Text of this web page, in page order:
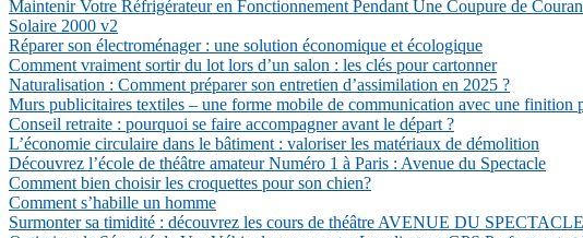
Maintenir Votre Réfrigérateur en Fonctionnement Pendant Une Coupure de
Solaire 2000 v2
Réparer son électroménager : une solution économique et écologique
Comment vraiment sortir du lot lors d’un salon : les clés pour cartonner
Naturalisation : Comment préparer son entretien d’assimilation en 2025 ?
Murs publicitaires textiles – une forme mobile de communication avec une finition
Conseil retraite : pourquoi se faire accompagner avant le départ ?
L’économie circulaire dans le bâtiment : valoriser les matériaux de démolition
Découvrez l’école de théâtre amateur Numéro 1 à Paris : Avenue du Spectacle
Comment bien choisir les croquettes pour son chien?
Comment s’habille un homme
Surmonter sa timidité : découvrez les cours de théâtre AVENUE DU